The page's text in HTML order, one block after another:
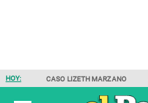
HOY: CASO LIZETH MARZANO